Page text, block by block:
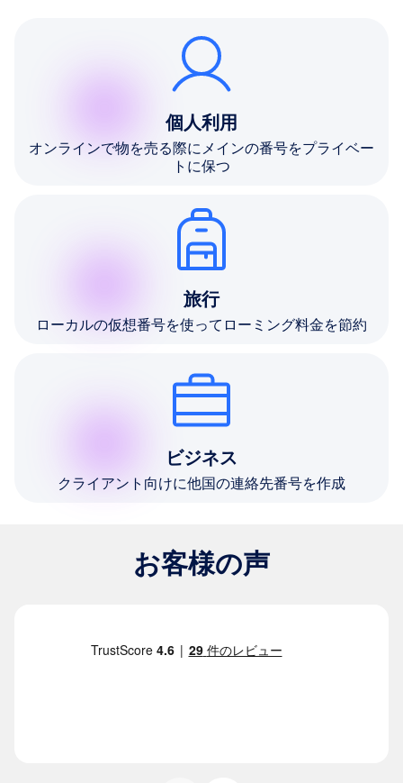
個人利用
オンラインで物を売る際にメインの番号をプライベー
トに保つ
旅行
ローカルの仮想番号を使ってローミング料金を節約
ビジネス
クライアント向けに他国の連絡先番号を作成
お客様の声